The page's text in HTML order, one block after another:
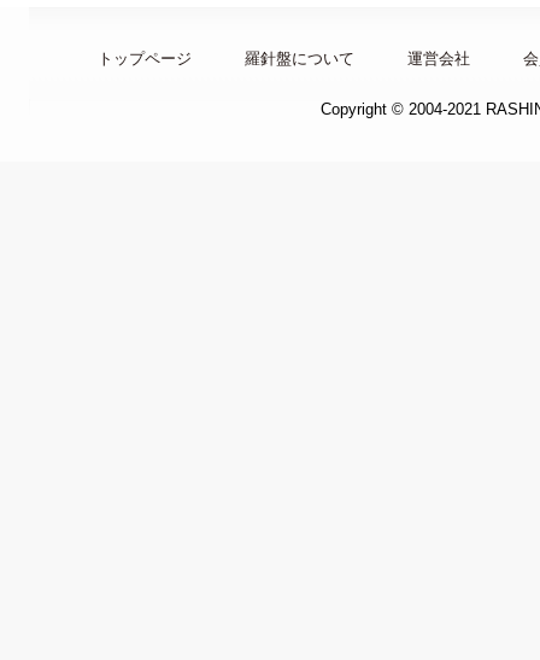
トップページ 羅針盤について 運営会社
Copyright © 2004-2021